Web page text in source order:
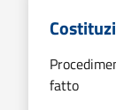
fatto